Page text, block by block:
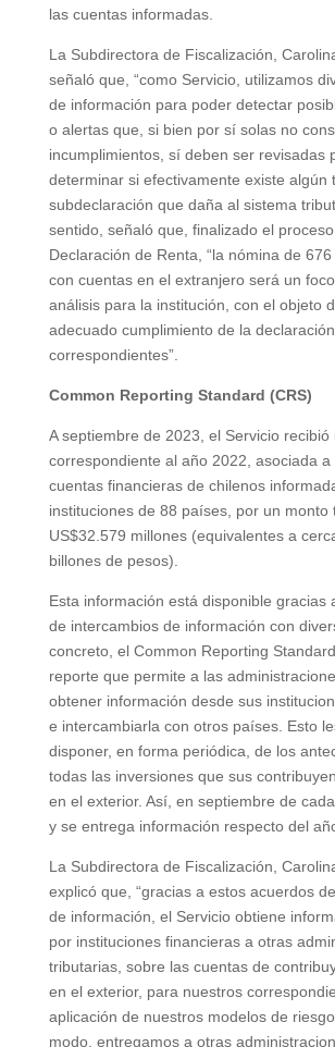
las cuentas informadas.
La Subdirectora de Fiscalización,
señaló que, “como Servicio, utilizamos
de información para poder detectar
o alertas que, si bien por sí solas no
incumplimientos, sí deben ser revisadas
determinar si efectivamente existe algún
subdeclaración que daña al sistema
sentido, señaló que, finalizado el
Declaración de Renta, “la nómina de
con cuentas en el extranjero será un
análisis para la institución, con el objeto
adecuado cumplimiento de la
correspondientes”.
Common Reporting Standard (CRS)
A septiembre de 2023, el Servicio recibió
correspondiente al año 2022, asociada a
cuentas financieras de chilenos
instituciones de 88 países, por un monto
US$32.579 millones (equivalentes a
billones de pesos).
Esta información está disponible gracias
de intercambios de información con
concreto, el Common Reporting
reporte que permite a las
obtener información desde sus
e intercambiarla con otros países. Esto
disponer, en forma periódica, de los
todas las inversiones que sus
en el exterior. Así, en septiembre de
y se entrega información respecto del
La Subdirectora de Fiscalización,
explicó que, “gracias a estos acuerdos
de información, el Servicio obtiene
por instituciones financieras a otras
tributarias, sobre las cuentas de
en el exterior, para nuestros
aplicación de nuestros modelos de
modo, entregamos a otras